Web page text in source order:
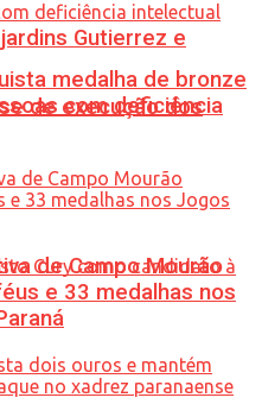
Gutierrez e
de execução dos
medalha de bronze
com deficiência
de Campo Mourão
e 33 medalhas nos